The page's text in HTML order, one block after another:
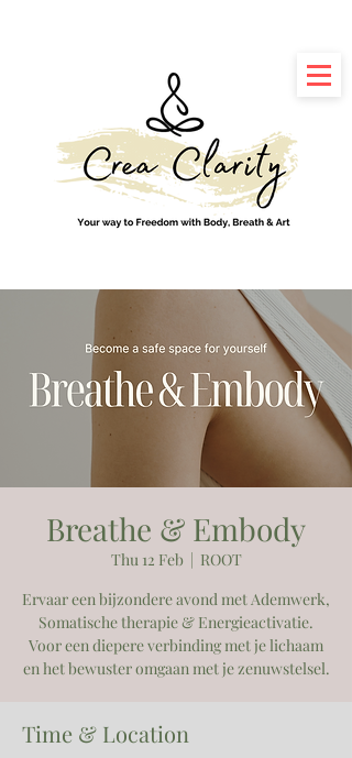
Breathe & Embody
Thu 12 Feb
  |
ROOT
Ervaar een bijzondere avond met Ademwerk,
Somatische therapie & Energieactivatie.
Voor een diepere verbinding met je lichaam
en het bewuster omgaan met je zenuwstelsel.
Time & Location